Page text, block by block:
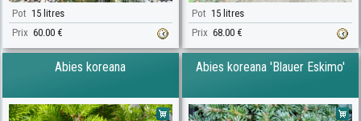
Pot 15 litres
Prix 60.00 €
Pot 15 litres
Prix 68.00 €
Abies koreana Abies koreana 'Blauer Eskimo'